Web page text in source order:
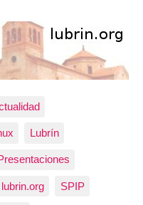
Lubrín
SPIP